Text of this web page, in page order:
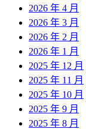
2026 年 4 月
2026 年 3 月
2026 年 2 月
2026 年 1 月
2025 年 12 月
2025 年 11 月
2025 年 10 月
2025 年 9 月
2025 年 8 月